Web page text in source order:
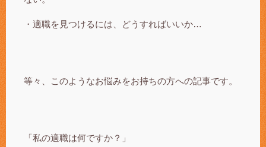
・適職を見つけるには、どうすればいいか…
等々、このようなお悩みをお持ちの方への記事です。
「私の適職は何ですか？」